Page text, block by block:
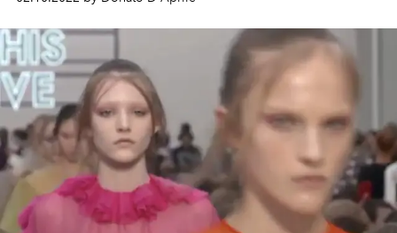
absolue de l'aurore.